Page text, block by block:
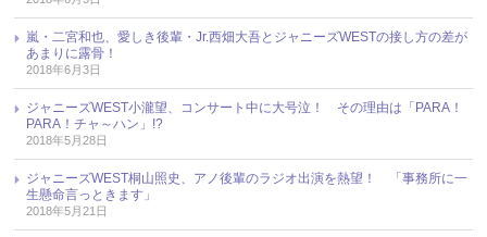
嵐・二宮和也、愛しき後輩・Jr.西畑大吾とジャニーズWESTの接し方の差が
あまりに露骨！
2018年6月3日
ジャニーズWEST小瀧望、コンサート中に大号泣！ その理由は「PARA！
PARA！チャ～ハン」!?
2018年5月28日
ジャニーズWEST桐山照史、アノ後輩のラジオ出演を熱望！ 「事務所に一
生懸命言っときます」
2018年5月21日